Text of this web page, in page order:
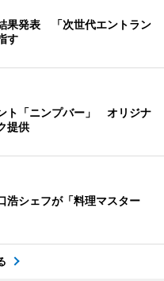
果発表 「次世代エントラン
す
ト「ニンプバー」 オリジナ
提供
浩シェフが「料理マスター